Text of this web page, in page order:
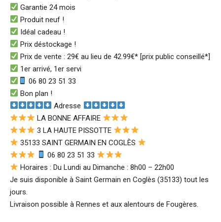
Garantie 24 mois
Produit neuf !
Idéal cadeau !
Prix déstockage !
Prix de vente : 29€ au lieu de 42.99€* [prix public conseillé*]
1er arrivé, 1er servi
06 80 23 51 33
Bon plan !
Adresse
LA BONNE AFFAIRE
3 LA HAUTE PISSOTTE
35133 SAINT GERMAIN EN COGLÈS
06 80 23 51 33
Horaires : Du Lundi au Dimanche : 8h00 – 22h00
Je suis disponible à Saint Germain en Coglès (35133) tout les
jours.
Livraison possible à Rennes et aux alentours de Fougères.